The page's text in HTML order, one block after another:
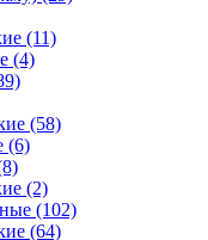
(11)
(4)
(58)
(6)
(2)
(102)
(64)